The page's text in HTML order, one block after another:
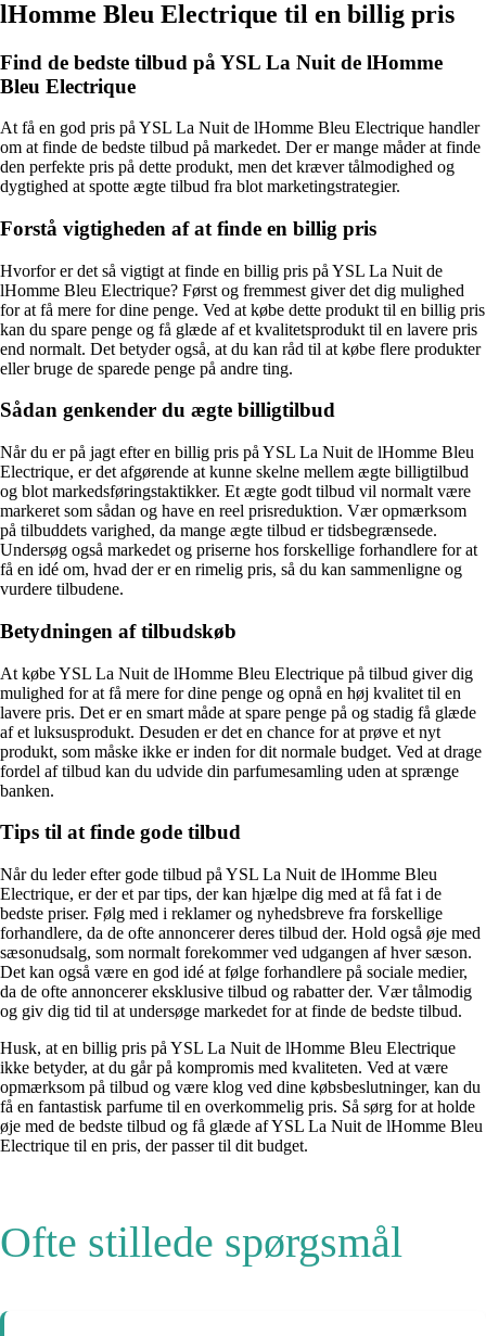
lHomme Bleu Electrique til en billig pris
Find de bedste tilbud på YSL La Nuit de lHomme
Bleu Electrique
At få en god pris på YSL La Nuit de lHomme Bleu Electrique handler
om at finde de bedste tilbud på markedet. Der er mange måder at finde
den perfekte pris på dette produkt, men det kræver tålmodighed og
dygtighed at spotte ægte tilbud fra blot marketingstrategier.
Forstå vigtigheden af at finde en billig pris
Hvorfor er det så vigtigt at finde en billig pris på YSL La Nuit de
lHomme Bleu Electrique? Først og fremmest giver det dig mulighed
for at få mere for dine penge. Ved at købe dette produkt til en billig pris
kan du spare penge og få glæde af et kvalitetsprodukt til en lavere pris
end normalt. Det betyder også, at du kan råd til at købe flere produkter
eller bruge de sparede penge på andre ting.
Sådan genkender du ægte billigtilbud
Når du er på jagt efter en billig pris på YSL La Nuit de lHomme Bleu
Electrique, er det afgørende at kunne skelne mellem ægte billigtilbud
og blot markedsføringstaktikker. Et ægte godt tilbud vil normalt være
markeret som sådan og have en reel prisreduktion. Vær opmærksom
på tilbuddets varighed, da mange ægte tilbud er tidsbegrænsede.
Undersøg også markedet og priserne hos forskellige forhandlere for at
få en idé om, hvad der er en rimelig pris, så du kan sammenligne og
vurdere tilbudene.
Betydningen af tilbudskøb
At købe YSL La Nuit de lHomme Bleu Electrique på tilbud giver dig
mulighed for at få mere for dine penge og opnå en høj kvalitet til en
lavere pris. Det er en smart måde at spare penge på og stadig få glæde
af et luksusprodukt. Desuden er det en chance for at prøve et nyt
produkt, som måske ikke er inden for dit normale budget. Ved at drage
fordel af tilbud kan du udvide din parfumesamling uden at sprænge
banken.
Tips til at finde gode tilbud
Når du leder efter gode tilbud på YSL La Nuit de lHomme Bleu
Electrique, er der et par tips, der kan hjælpe dig med at få fat i de
bedste priser. Følg med i reklamer og nyhedsbreve fra forskellige
forhandlere, da de ofte annoncerer deres tilbud der. Hold også øje med
sæsonudsalg, som normalt forekommer ved udgangen af hver sæson.
Det kan også være en god idé at følge forhandlere på sociale medier,
da de ofte annoncerer eksklusive tilbud og rabatter der. Vær tålmodig
og giv dig tid til at undersøge markedet for at finde de bedste tilbud.
Husk, at en billig pris på YSL La Nuit de lHomme Bleu Electrique
ikke betyder, at du går på kompromis med kvaliteten. Ved at være
opmærksom på tilbud og være klog ved dine købsbeslutninger, kan du
få en fantastisk parfume til en overkommelig pris. Så sørg for at holde
øje med de bedste tilbud og få glæde af YSL La Nuit de lHomme Bleu
Electrique til en pris, der passer til dit budget.
Ofte stillede spørgsmål